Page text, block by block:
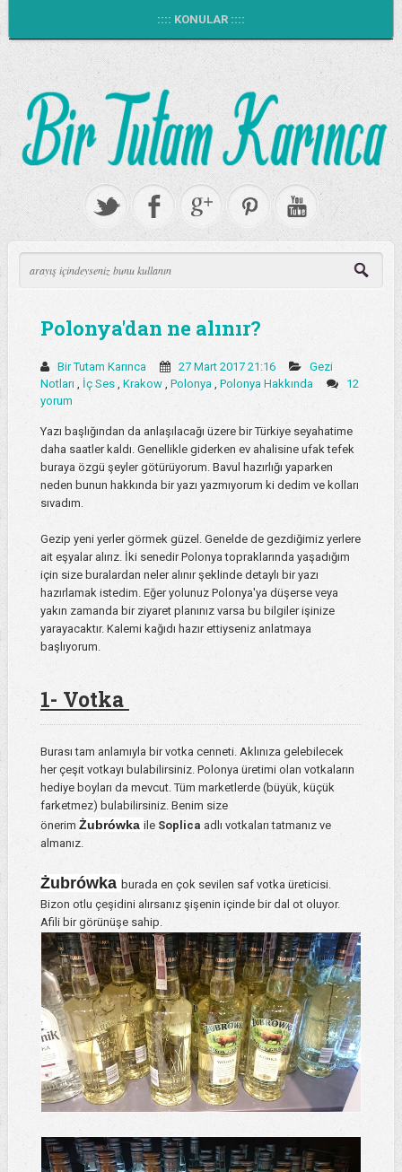
:::: KONULAR ::::
Polonya'dan ne alınır?
Bir Tutam Karınca 27 Mart 2017 21:16
Gezi
Notları
İç Ses Krakow Polonya Polonya Hakkında
12
yorum
Yazı başlığından da anlaşılacağı üzere bir Türkiye seyahatime
daha saatler kaldı. Genellikle giderken ev ahalisine ufak tefek
buraya özgü şeyler götürüyorum. Bavul hazırlığı yaparken
neden bunun hakkında bir yazı yazmıyorum ki dedim ve kolları
sıvadım.
Gezip yeni yerler görmek güzel. Genelde de gezdiğimiz yerlere
ait eşyalar alırız. İki senedir Polonya topraklarında yaşadığım
için size buralardan neler alınır şeklinde detaylı bir yazı
hazırlamak istedim. Eğer yolunuz Polonya'ya düşerse veya
yakın zamanda bir ziyaret planınız varsa bu bilgiler işinize
yarayacaktır. Kalemi kağıdı hazır ettiyseniz anlatmaya
başlıyorum.
1- Votka
Burası tam anlamıyla bir votka cenneti. Aklınıza gelebilecek
her çeşit votkayı bulabilirsiniz. Polonya üretimi olan votkaların
hediye boyları da mevcut. Tüm marketlerde (büyük, küçük
farketmez) bulabilirsiniz. Benim size
önerim Żubrówka ile Soplica adlı votkaları tatmanız ve
almanız.
Żubrówka burada en çok sevilen saf votka üreticisi.
Bizon otlu çeşidini alırsanız şişenin içinde bir dal ot oluyor.
Afili bir görünüşe sahip.